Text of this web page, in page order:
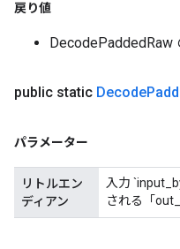
戻り値
DecodePaddedRaw
public static Decode
パラメーター
リトルエン
ディアン
入力
される「